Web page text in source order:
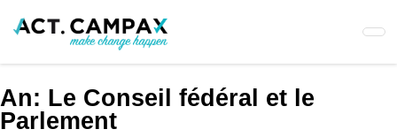
An: Le Conseil fédéral et le
Parlement